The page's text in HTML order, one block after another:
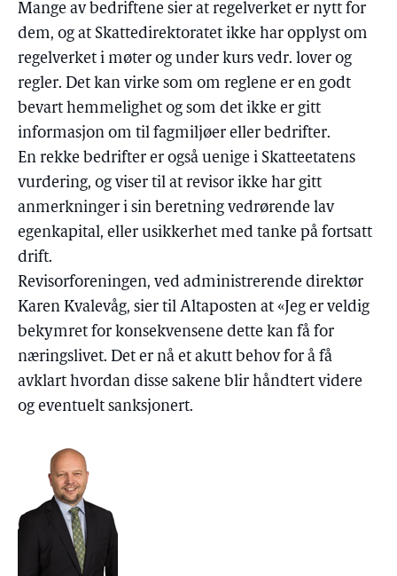
Mange av bedriftene sier at regelverket er nytt for
dem, og at Skattedirektoratet ikke har opplyst om
regelverket i møter og under kurs vedr. lover og
regler. Det kan virke som om reglene er en godt
bevart hemmelighet og som det ikke er gitt
informasjon om til fagmiljøer eller bedrifter.
En rekke bedrifter er også uenige i Skatteetatens
vurdering, og viser til at revisor ikke har gitt
anmerkninger i sin beretning vedrørende lav
egenkapital, eller usikkerhet med tanke på fortsatt
drift.
Revisorforeningen, ved administrerende direktør
Karen Kvalevåg, sier til Altaposten at «Jeg er veldig
bekymret for konsekvensene dette kan få for
næringslivet. Det er nå et akutt behov for å få
avklart hvordan disse sakene blir håndtert videre
og eventuelt sanksjonert.